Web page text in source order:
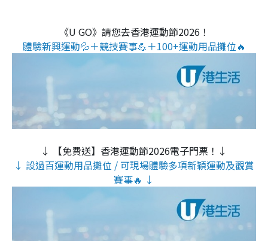
《U GO》請您去香港運動節2026！
體驗新興運動💦＋競技賽事💪＋100+運動用品攤位🔥
↓ 【免費送】香港運動節2026電子門票！↓
↓ 設過百運動用品攤位 / 可現場體驗多項新穎運動及觀賞
賽事🔥 ↓